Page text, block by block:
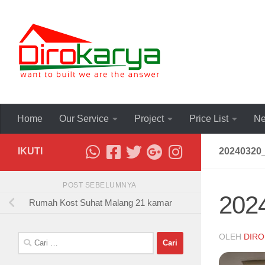
Home Our Service Project Price List
OLEH
IKUTI
POST SEBELUMNYA
Rumah Kost Suhat Malang 21 kamar
Cari
untuk: